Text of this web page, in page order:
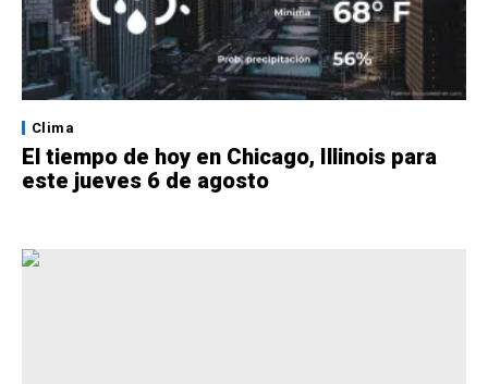
Clima
El tiempo de hoy en Chicago, Illinois para
este jueves 6 de agosto